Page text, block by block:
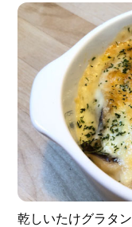
乾しいたけグラタン